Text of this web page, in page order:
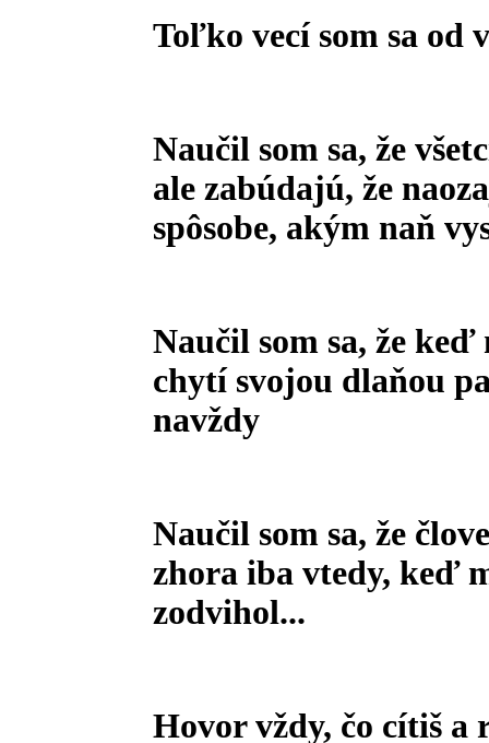
Toľko vecí som sa od
Naučil som sa, že
ale zabúdajú, že
spôsobe, akým naň
Naučil som sa, že
chytí svojou dlaňou
navždy
Naučil som sa, že
zhora iba vtedy, keď
zodvihol...
Hovor vždy, čo cítiš a